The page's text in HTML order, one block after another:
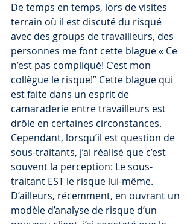
De temps en temps, lors de visites
terrain où il est discuté du risqué
avec des groups de travailleurs, des
personnes me font cette blague « Ce
n’est pas compliqué! C’est mon
collègue le risque!” Cette blague qui
est faite dans un esprit de
camaraderie entre travailleurs est
drôle en certaines circonstances.
Cependant, lorsqu’il est question de
sous-traitants, j’ai réalisé que c’est
souvent la perception: Le sous-
traitant EST le risque lui-même.
D’ailleurs, récemment, en ouvrant un
modèle d’analyse de risque d’un